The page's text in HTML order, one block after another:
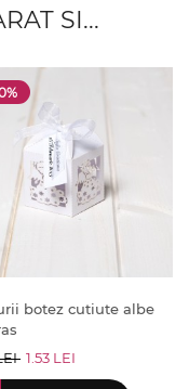
SI...
botez cutiute albe
1.53 LEI